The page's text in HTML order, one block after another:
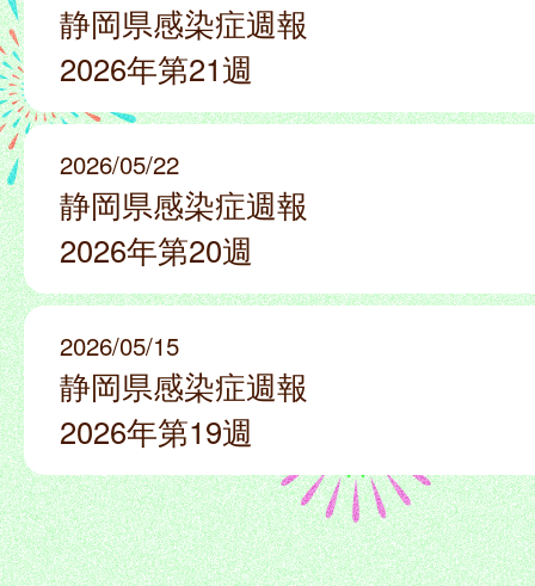
静岡県感染症週報
2026年第21週
2026/05/22
静岡県感染症週報
2026年第20週
2026/05/15
静岡県感染症週報
2026年第19週